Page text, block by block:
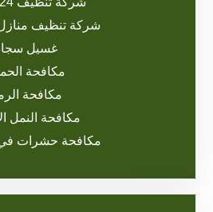
شركة تنظيف
غسيل
مكافحة
مكافحة
مكافحة النمل
مكافحة حشرات في